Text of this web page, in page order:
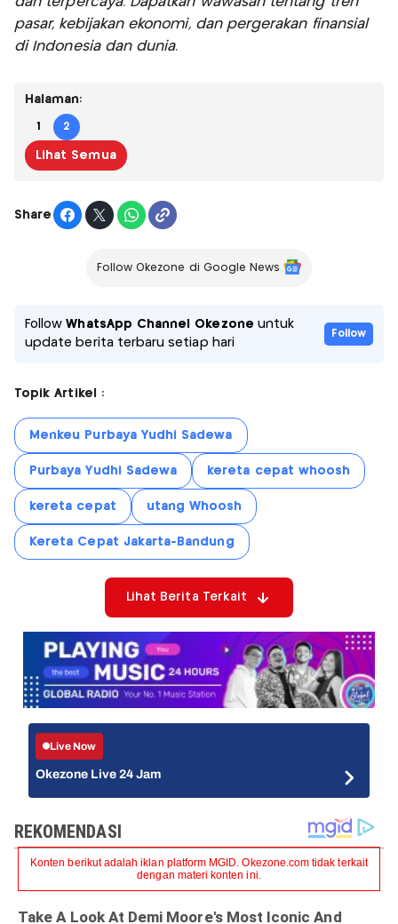
pasar, kebijakan ekonomi, dan pergerakan finansial
di Indonesia dan dunia.
Halaman:
1 2
Lihat Semua
Share
Follow Okezone di Google News
FollowWhatsApp Channel Okezone untuk
update berita terbaru setiap hari
Follow
Topik Artikel :
Menkeu Purbaya Yudhi Sadewa
Purbaya Yudhi Sadewa kereta cepat whoosh
kereta cepat utang Whoosh
Kereta Cepat Jakarta-Bandung
Lihat Berita Terkait
Live Now
Okezone Live 24 Jam